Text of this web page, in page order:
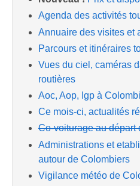
Agenda des activités
Annuaire des visites et
Parcours et itinéraires
Vues du ciel, caméras
routières
Aoc, Aop, Igp à
Ce mois-ci, actualités
Co-voiturage au départ
Administrations et
autour de Colombiers
Vigilance météo de